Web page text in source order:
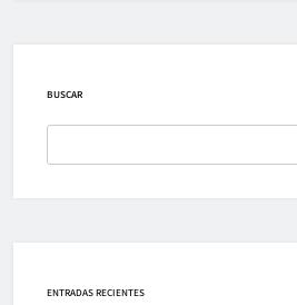
BUSCAR
ENTRADAS RECIENTES